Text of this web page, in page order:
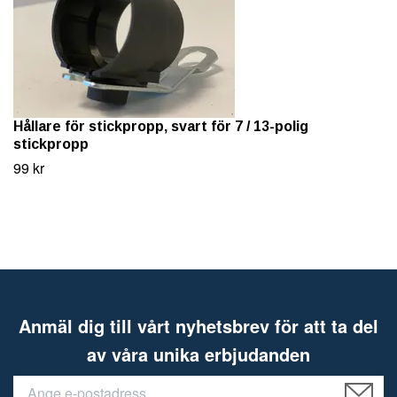
Hållare för stickpropp, svart för 7 / 13-polig
stickpropp
99 kr
Anmäl dig till vårt nyhetsbrev för att ta del
av våra unika erbjudanden